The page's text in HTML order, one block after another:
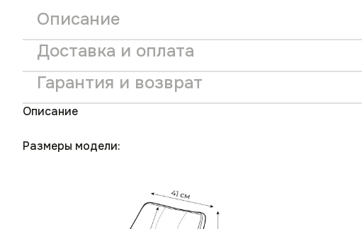
Описание
Доставка и оплата
Гарантия и возврат
Описание
Размеры модели: